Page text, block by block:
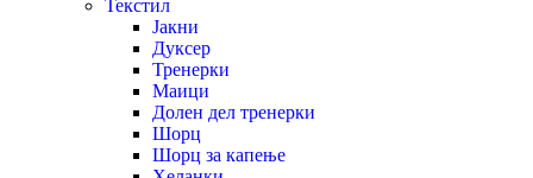
Текстил
Јакни
Дуксер
Тренерки
Маици
Долен дел тренерки
Шорц
Шорц за капење